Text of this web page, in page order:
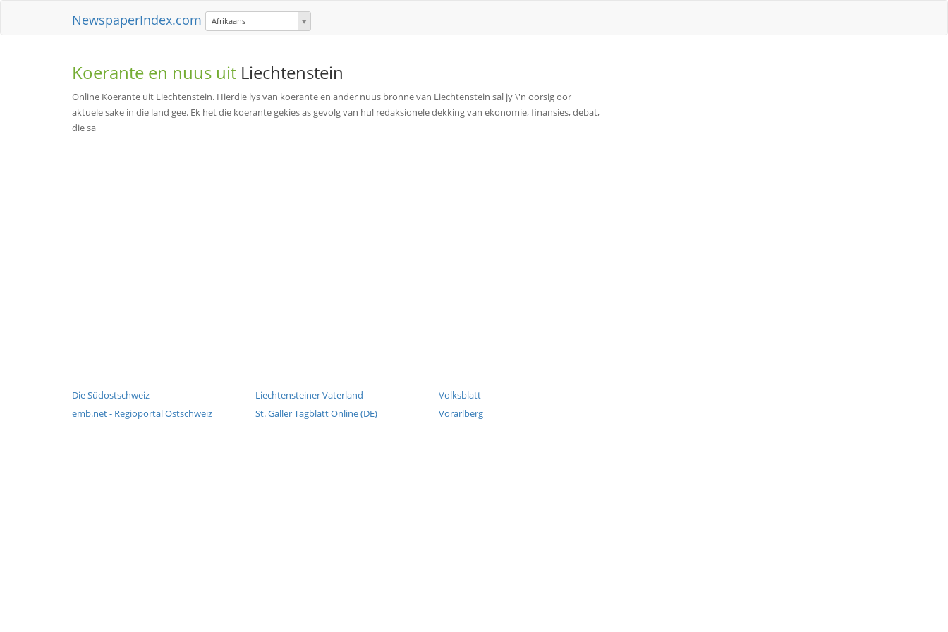
NewspaperIndex.com Afrikaans
Koerante en nuus uit Liechtenstein
Online Koerante uit Liechtenstein. Hierdie lys van koerante en ander nuus bronne van Liechtenstein sal jy \'n oorsig oor
aktuele sake in die land gee. Ek het die koerante gekies as gevolg van hul redaksionele dekking van ekonomie, finansies, debat,
die sa
Die Südostschweiz
emb.net - Regioportal Ostschweiz
Liechtensteiner Vaterland
St. Galler Tagblatt Online (DE)
Volksblatt
Vorarlberg